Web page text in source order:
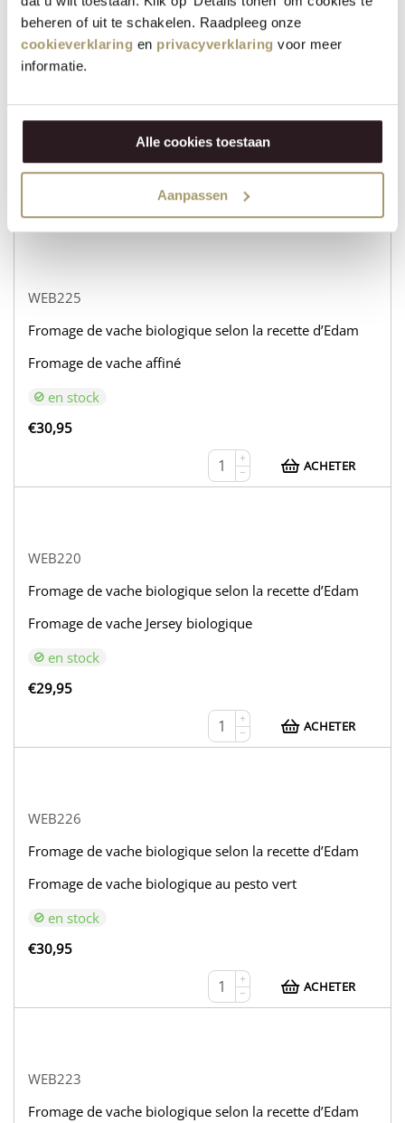
beheren of uit te schakelen. Raadpleeg onze
cookieverklaring en privacyverklaring voor meer
informatie.
Alle cookies toestaan
Aanpassen
WEB232
Fromage de vache biologique selon la recette d’Edam
Fromage de chèvre affiné
€31,95
+
WEB225
Fromage de vache biologique selon la recette d’Edam
Fromage de vache affiné
en stock
€30,95
+
−
ACHETER
WEB220
Fromage de vache biologique selon la recette d’Edam
Fromage de vache Jersey biologique
en stock
€29,95
+
−
ACHETER
WEB226
Fromage de vache biologique selon la recette d’Edam
Fromage de vache biologique au pesto vert
en stock
€30,95
+
−
ACHETER
WEB223
Fromage de vache biologique selon la recette d’Edam